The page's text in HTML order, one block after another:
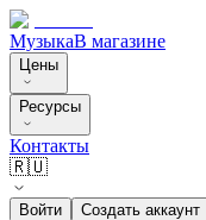
МузыкаВ магазине
Цены
Ресурсы
Контакты
🇷🇺
Войти Создать аккаунт